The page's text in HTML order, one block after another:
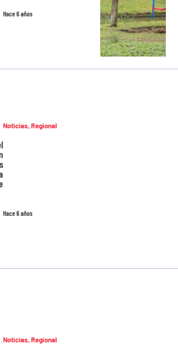
Hace 6 años
Noticias,Regional
Hace 6 años
Noticias,Regional